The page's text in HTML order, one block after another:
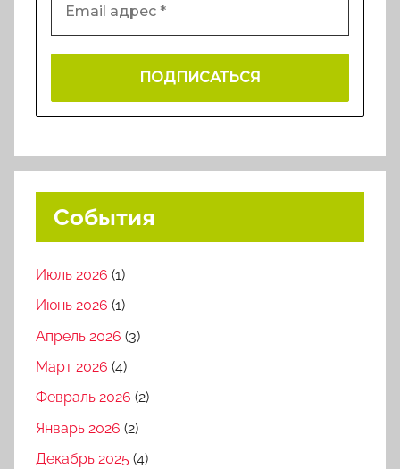
События
Июль 2026 (1)
Июнь 2026 (1)
Апрель 2026 (3)
Март 2026 (4)
Февраль 2026 (2)
Январь 2026 (2)
Декабрь 2025 (4)